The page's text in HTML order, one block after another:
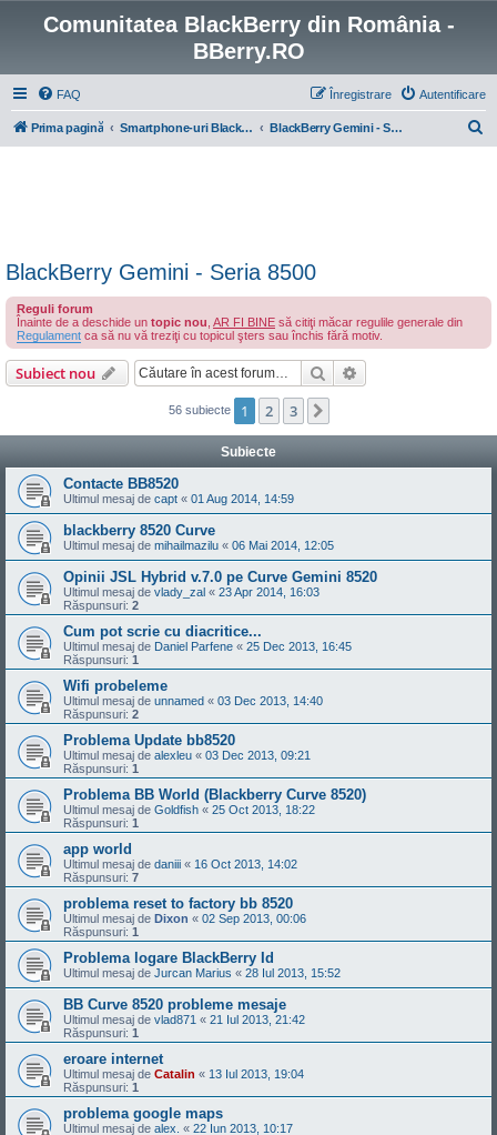
Comunitatea BlackBerry din România -
BBerry.RO
FAQ Autentificare
Înregistrare
Prima pagină Smartphone-uri BlackBerry cu OS 4-7 BlackBerry Gemini - Seria 8500
BlackBerry Gemini - Seria 8500
Reguli forum
Înainte de a deschide un topic nou AR FI BINE să citiţi măcar regulile generale din
Regulament ca să nu vă treziţi cu topicul şters sau închis fără motiv.
Subiect nou Căutare
56 subiecte 1 2 3
Subiecte
Contacte BB8520
Ultimul mesaj de capt « 01 Aug 2014, 14:59
blackberry 8520 Curve
Ultimul mesaj de mihailmazilu « 06 Mai 2014, 12:05
Opinii JSL Hybrid v.7.0 pe Curve Gemini 8520
Ultimul mesaj de vlady_zal « 23 Apr 2014, 16:03
Răspunsuri: 2
Cum pot scrie cu diacritice...
Ultimul mesaj de Daniel Parfene « 25 Dec 2013, 16:45
Răspunsuri: 1
Wifi probeleme
Ultimul mesaj de unnamed « 03 Dec 2013, 14:40
Răspunsuri: 2
Problema Update bb8520
Ultimul mesaj de alexleu « 03 Dec 2013, 09:21
Răspunsuri: 1
Problema BB World (Blackberry Curve 8520)
Ultimul mesaj de Goldfish « 25 Oct 2013, 18:22
Răspunsuri: 1
app world
Ultimul mesaj de daniii « 16 Oct 2013, 14:02
Răspunsuri: 7
problema reset to factory bb 8520
Ultimul mesaj de Dixon « 02 Sep 2013, 00:06
Răspunsuri: 1
Problema logare BlackBerry Id
Ultimul mesaj de Jurcan Marius « 28 Iul 2013, 15:52
BB Curve 8520 probleme mesaje
Ultimul mesaj de vlad871 « 21 Iul 2013, 21:42
Răspunsuri: 1
eroare internet
Ultimul mesaj de Catalin « 13 Iul 2013, 19:04
Răspunsuri: 1
problema google maps
Ultimul mesaj de alex. « 22 Iun 2013, 10:17